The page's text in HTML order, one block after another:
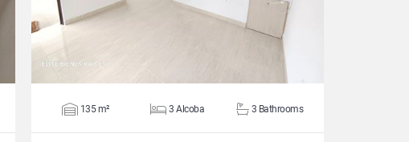
135 m² 3 Alcoba 3 Bathrooms